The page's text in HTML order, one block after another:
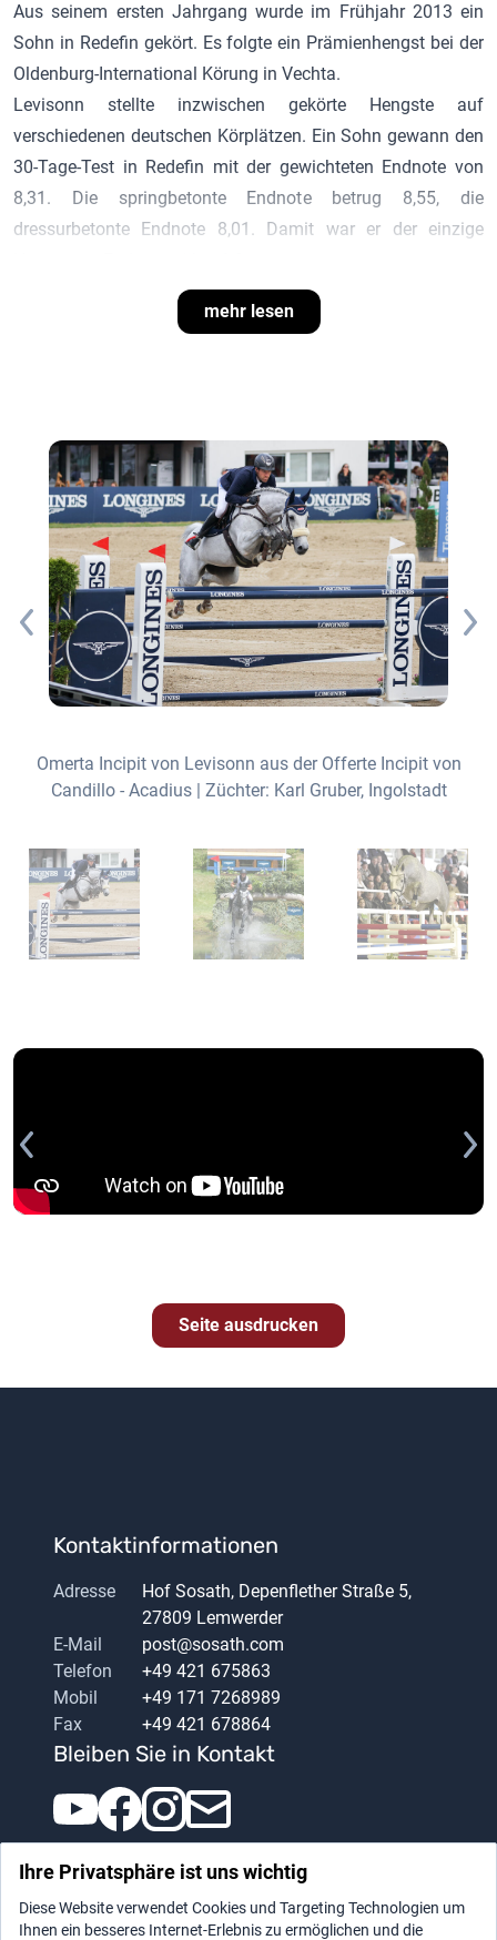
Aus seinem ersten Jahrgang wurde im Frühjahr 2013 ein
Sohn in Redefin gekört. Es folgte ein Prämienhengst bei der
Oldenburg-International Körung in Vechta.
Levisonn stellte inzwischen gekörte Hengste auf
verschiedenen deutschen Körplätzen. Ein Sohn gewann den
30-Tage-Test in Redefin mit der gewichteten Endnote von
8,31. Die springbetonte Endnote betrug 8,55, die
dressurbetonte Endnote 8,01. Damit war er der einzige
Seine Tochter Lewista wurde 2014 Siegerstute in
Mecklenburg. Levinio ist unter Hannah Knüppel in CCI4*-L
einen auffallend guten Schritt, beste Charaktereigenschaften
und nahezu durchweg ein sehr schönes Gesicht.
mehr lesen
Omerta Incipit von Levisonn aus der Offerte Incipit von
Candillo - Acadius | Züchter: Karl Gruber, Ingolstadt
Seite ausdrucken
Kontaktinformationen
Adresse
Hof Sosath, Depenflether Straße 5,
27809 Lemwerder
E-Mail
post@sosath.com
Telefon
+49 421 675863
Mobil
+49 171 7268989
Fax
+49 421 678864
Bleiben Sie in Kontakt
Ihre Privatsphäre ist uns wichtig
Diese Website verwendet Cookies und Targeting Technologien um
Ihnen ein besseres Internet-Erlebnis zu ermöglichen und die